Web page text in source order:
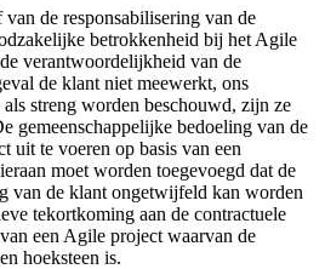
de responsabilisering van de
betrokkenheid bij het Agile
verantwoordelijkheid van de
de klant niet meewerkt, ons
streng worden beschouwd, zijn ze
gemeenschappelijke bedoeling van de
uit te voeren op basis van een
moet worden toegevoegd dat de
van de klant ongetwijfeld kan worden
tekortkoming aan de contractuele
een Agile project waarvan de
hoeksteen is.